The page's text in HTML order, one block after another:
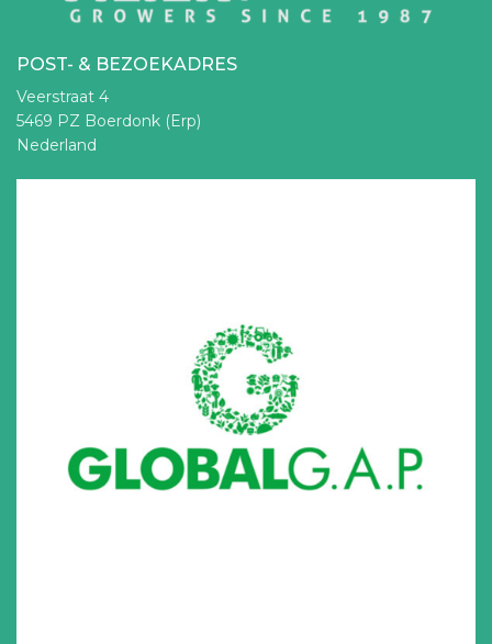
POST- & BEZOEKADRES
Veerstraat 4
5469 PZ Boerdonk (Erp)
Nederland